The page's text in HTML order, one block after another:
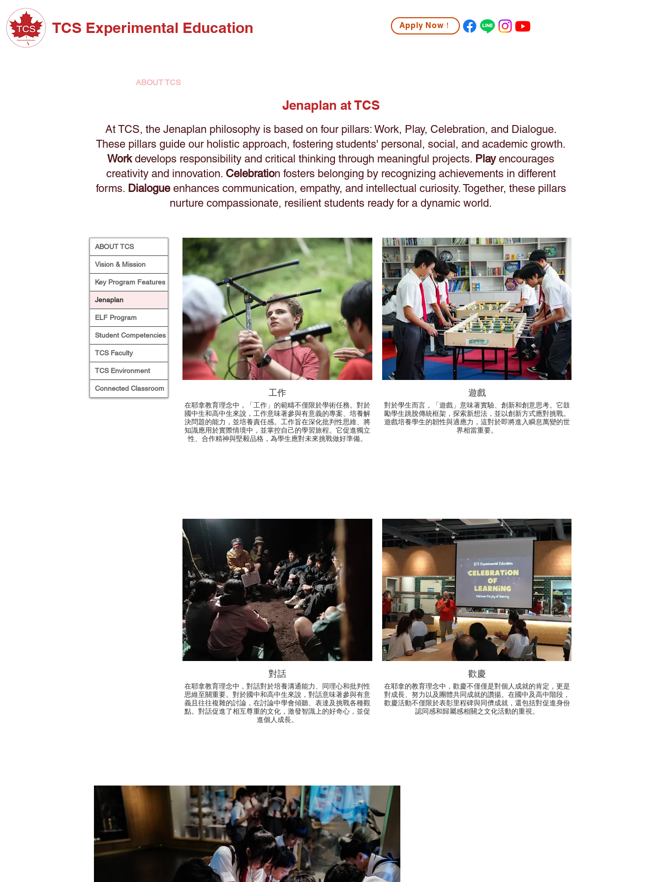
TCS Experimental Education Apply Now！
ABOUT TCS
Jenaplan at TCS
At TCS, the Jenaplan philosophy is based on four pillars: Work, Play, Celebration, and Dialogue.
These pillars guide our holistic approach, fostering students' personal, social, and academic growth.
Workdevelops responsibility and critical thinking through meaningful projects. Playencourages
creativity and innovation. Celebration fosters belonging by recognizing achievements in different
forms. Dialogueenhances communication, empathy, and intellectual curiosity. Together, these pillars
nurture compassionate, resilient students ready for a dynamic world.
ABOUT TCS
Vision & Mission
Key Program Features
Jenaplan
ELF Program
Student Competencies
TCS Faculty
TCS Environment
Connected Classroom 工作
在耶拿教育理念中，「工作」的範疇不僅限於學術任務。對於
國中生和高中生來說，工作意味著參與有意義的專案、培養解
決問題的能力，並培養責任感。工作旨在深化批判性思維、將
知識應用於實際情境中，並掌控自己的學習旅程。它促進獨立
性、合作精神與堅毅品格，為學生應對未來挑戰做好準備。
遊戲
對於學生而言，「遊戲」意味著實驗、創新和創意思考。它鼓
勵學生跳脫傳統框架，探索新想法，並以創新方式應對挑戰。
遊戲培養學生的韌性與適應力，這對於即將進入瞬息萬變的世
界相當重要。
對話
在耶拿教育理念中，對話對於培養溝通能力、同理心和批判性
思維至關重要。對於國中和高中生來說，對話意味著參與有意
義且往往複雜的討論，在討論中學會傾聽、表達及挑戰各種觀
點。對話促進了相互尊重的文化，激發智識上的好奇心，並促
進個人成長。
歡慶
在耶拿的教育理念中，歡慶不僅僅是對個人成就的肯定，更是
對成長、努力以及團體共同成就的讚揚。在國中及高中階段，
歡慶活動不僅限於表彰里程碑與同儕成就，還包括對促進身份
認同感和歸屬感相關之文化活動的重視。